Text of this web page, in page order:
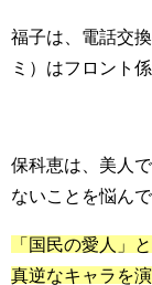
福子は、電話交
ミ）はフロント係
保科恵は、美人
ないことを悩ん
「国民の愛人」
真逆なキャラを演